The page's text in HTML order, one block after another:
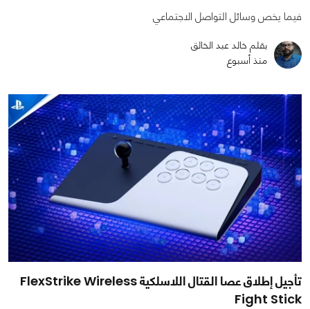
فيما يخص وسائل التواصل الاجتماعي
بقلم خالد عبد الخالق
منذ أسبوع
تأجيل إطلاق عصا القتال اللاسلكية FlexStrike Wireless
Fight Stick